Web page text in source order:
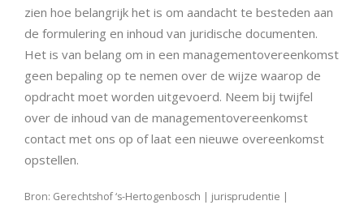
zien hoe belangrijk het is om aandacht te besteden aan
de formulering en inhoud van juridische documenten.
Het is van belang om in een managementovereenkomst
geen bepaling op te nemen over de wijze waarop de
opdracht moet worden uitgevoerd. Neem bij twijfel
over de inhoud van de managementovereenkomst
contact met ons op of laat een nieuwe overeenkomst
opstellen.
Bron: Gerechtshof ‘s-Hertogenbosch | jurisprudentie |